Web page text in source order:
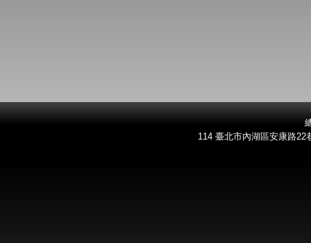
114 臺北市內湖區安康路22